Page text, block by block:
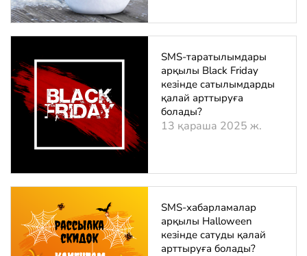
SMS-таратылымдары
арқылы Black Friday
кезінде сатылымдарды
қалай арттыруға
болады?
13 қараша 2025 ж.
SMS-хабарламалар
арқылы Halloween
кезінде сатуды қалай
арттыруға болады?